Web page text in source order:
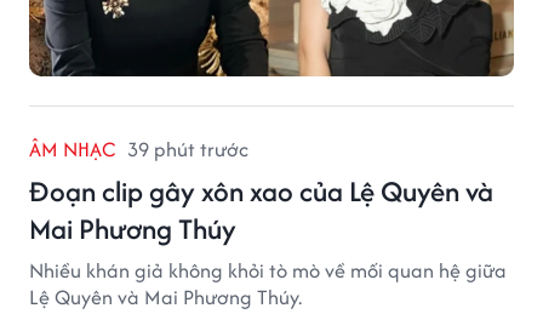
ÂM NHẠC 39 phút trước
Đoạn clip gây xôn xao của Lệ Quyên và
Mai Phương Thúy
Nhiều khán giả không khỏi tò mò về mối quan hệ giữa
Lệ Quyên và Mai Phương Thúy.